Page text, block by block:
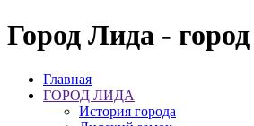
Город Лида -
Главная
ГОРОД ЛИДА
История города